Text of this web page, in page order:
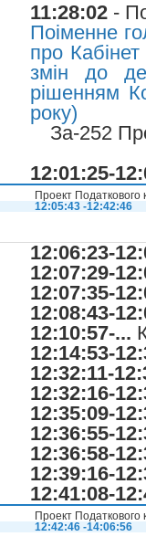
11:28:02 -
Поіменне
про
змін до
рішенням
року)
За-252
12:01:25-
Проект Податкового
12:05:43 -12:42:46
12:06:23-
12:07:29-
12:07:35-
12:08:43-
12:10:57-...
12:14:53-
12:32:11-
12:32:16-
12:35:09-
12:36:55-
12:36:58-
12:39:16-
12:41:08-
Проект Податкового
12:42:46 -14:06:56